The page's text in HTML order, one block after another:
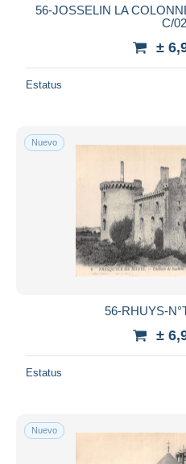
56-JOSSELIN LA
C/
±
Estatus
Nuevo
56-RHUYS-
±
Estatus
Nuevo